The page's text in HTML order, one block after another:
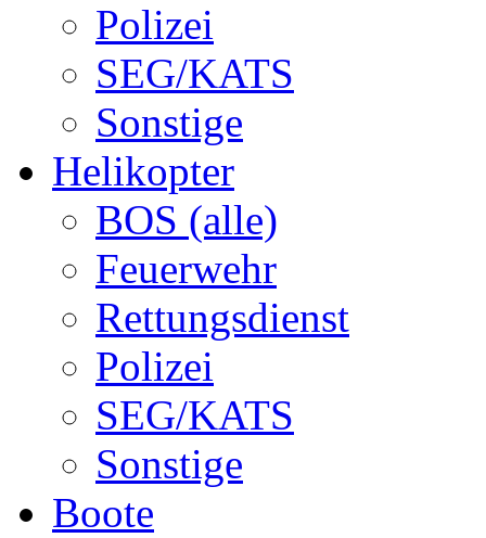
Polizei
SEG/KATS
Sonstige
Helikopter
BOS (alle)
Feuerwehr
Rettungsdienst
Polizei
SEG/KATS
Sonstige
Boote